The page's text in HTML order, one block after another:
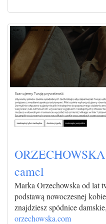
camel
Marka Orzechowska od lat
podstawą nowoczesnej
znajdziesz spódnice
orzechowska.com